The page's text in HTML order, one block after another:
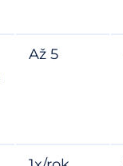
Až 5